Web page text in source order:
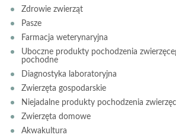
Zdrowie zwierząt
Pasze
Farmacja weterynaryjna
Uboczne produkty pochodzenia
pochodne
Diagnostyka laboratoryjna
Zwierzęta gospodarskie
Niejadalne produkty pochodzenia
Zwierzęta domowe
Akwakultura